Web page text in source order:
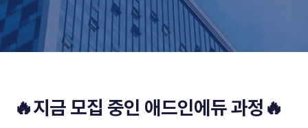
🔥지금 모집 중인 애드인에듀 과정🔥